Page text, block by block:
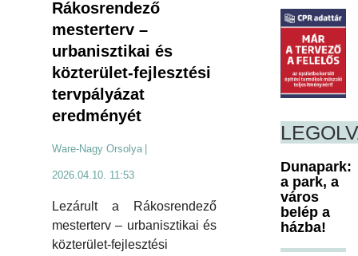
Rákosrendező
mesterterv –
urbanisztikai és
közterület-fejlesztési
tervpályázat
eredményét
Ware-Nagy Orsolya
2026.04.10. 11:53
Lezárult a Rákosrendező
mesterterv – urbanisztikai és
közterület-fejlesztési
Dunapark:
a park, a
város
belép a
házba!